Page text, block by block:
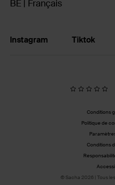
BE | Français
Instagram Tiktok
Conditions
Politique de
Conditions
© Sacha 2026 | Tous